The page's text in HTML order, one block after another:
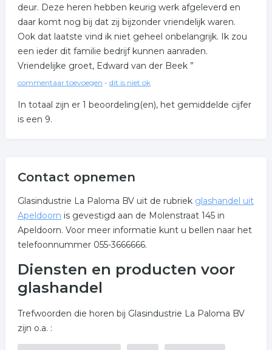
deur. Deze heren hebben keurig werk afgeleverd en
daar komt nog bij dat zij bijzonder vriendelijk waren.
Ook dat laatste vind ik niet geheel onbelangrijk. Ik zou
een ieder dit familie bedrijf kunnen aanraden.
Vriendelijke groet, Edward van der Beek ”
commentaar toevoegen - dit is niet ok
In totaal zijn er 1 beoordeling(en), het gemiddelde cijfer
is een 9.
Contact opnemen
Glasindustrie La Paloma BV uit de rubriek glashandel uit
Apeldoorn is gevestigd aan de Molenstraat 145 in
Apeldoorn. Voor meer informatie kunt u bellen naar het
telefoonnummer 055-3666666.
Diensten en producten voor
glashandel
Trefwoorden die horen bij Glasindustrie La Paloma BV
zijn o.a. :